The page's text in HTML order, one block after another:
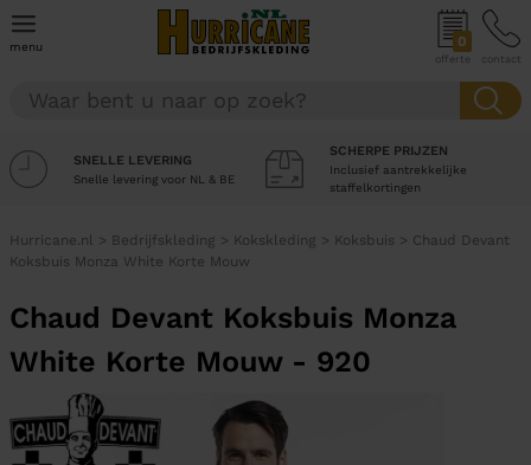
menu 0
offerte contact
SNELLE LEVERING
Snelle levering voor NL & BE
SCHERPE PRIJZEN
Inclusief aantrekkelijke
staffelkortingen
Hurricane.nl > Bedrijfskleding > Kokskleding > Koksbuis > Chaud Devant
Koksbuis Monza White Korte Mouw
Chaud Devant Koksbuis Monza
White Korte Mouw - 920